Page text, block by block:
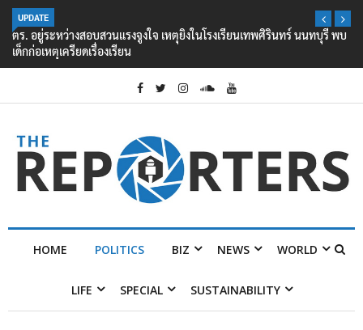
UPDATE
ตร. อยู่ระหว่างสอบสวนแรงจูงใจ เหตุยิงในโรงเรียนเทพศิรินทร์ นนทบุรี พบ
เด็กก่อเหตุเครียดเรื่องเรียน
HOME POLITICS BIZ NEWS WORLD
LIFE SPECIAL SUSTAINABILITY